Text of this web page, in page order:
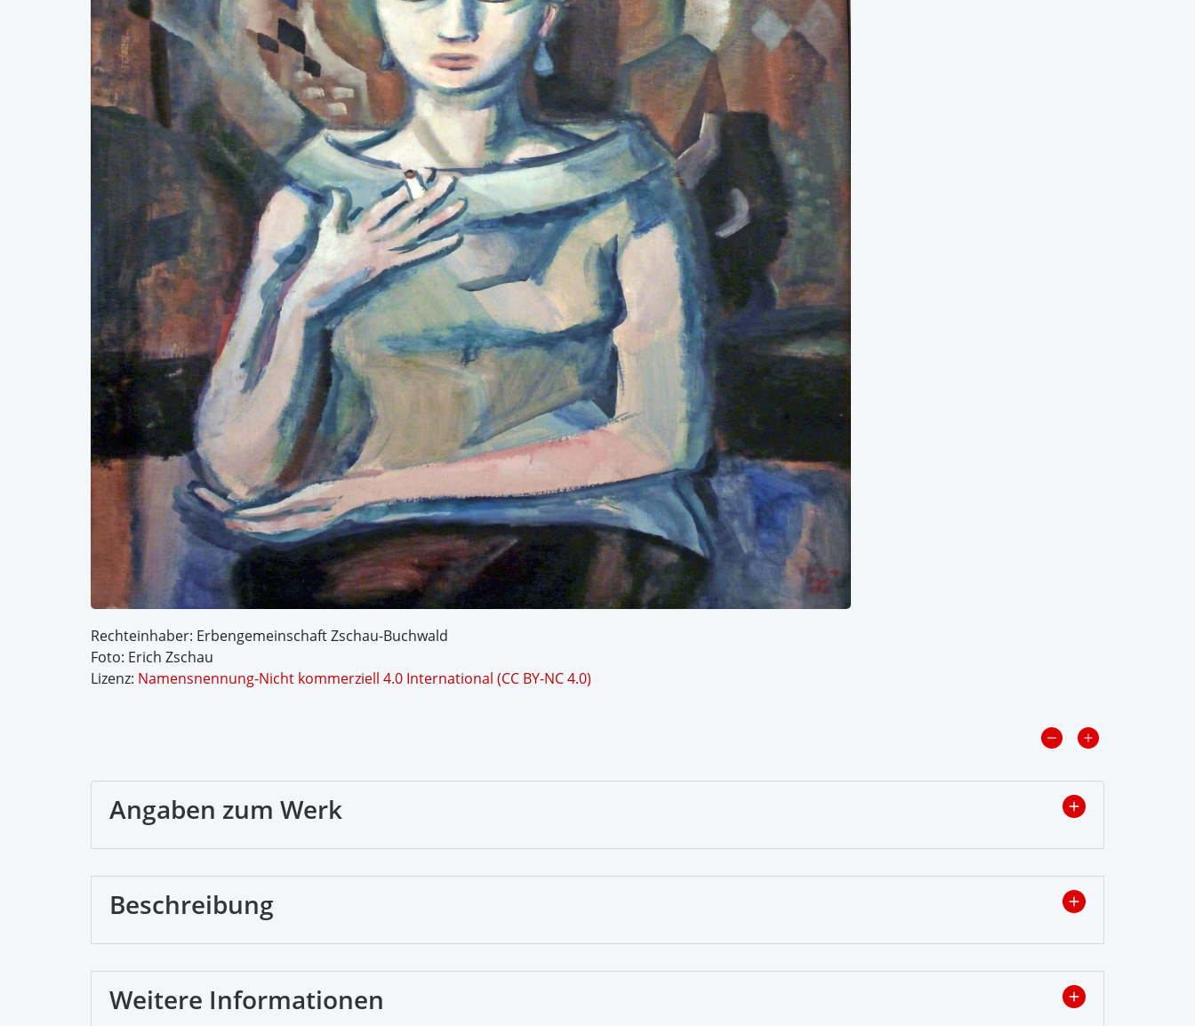
Rechteinhaber: Erbengemeinschaft Zschau-Buchwald
Foto: Erich Zschau
Lizenz: Namensnennung-Nicht kommerziell 4.0 International (CC BY-NC 4.0)
Angaben zum Werk
Beschreibung
Weitere Informationen